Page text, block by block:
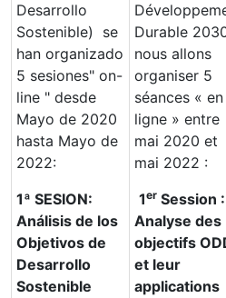
Desarrollo
Sostenible) se
han organizado
5 sesiones" on-
line " desde
Mayo de 2020
hasta Mayo de
2022:
1ª SESION:
Análisis de los
Objetivos de
Desarrollo
Sostenible
Durable
nous allons
organiser 5
séances « en
ligne » entre
mai 2020 et
mai 2022 :
1er Session :
Analyse des
objectifs
et leur
applications